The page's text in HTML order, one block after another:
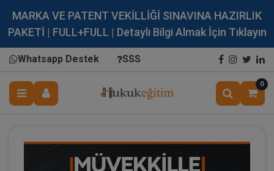
MARKA VE PATENT VEKİLLİĞİ SINAVINA HAZIRLIK
PAKETİ | FULL+FULL | Detaylı Bilgi Almak İçin Tıklayın
Whatsapp Destek SSS
0